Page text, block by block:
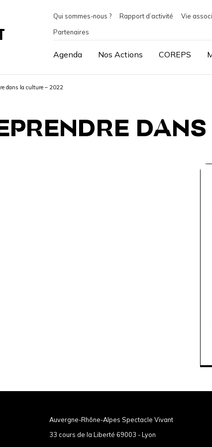
Qui sommes-nous ? Rapport d’activité
Vie
Partenaires
Agenda Nos Actions COREPS
dans la culture – 2022
Auvergne-Rhône-Alpes Spectacle Vivant
33 cours de la Liberté 69003 - Lyon